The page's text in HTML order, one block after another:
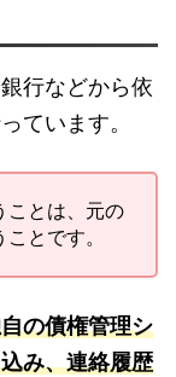
行などから依
ています。
ことは、元の
とです。
の債権管理シ
み、連絡履歴